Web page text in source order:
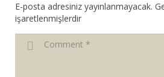
E-posta adresiniz yayınlanmayacak.
işaretlenmişlerdir